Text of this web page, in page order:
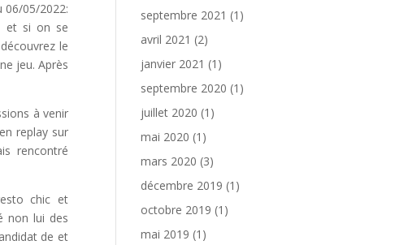
06/05/2022:
et si on se
le
jeu. Après
à venir
replay sur
rencontré
chic et
non lui des
de et
septembre 2021 (1)
avril 2021 (2)
janvier 2021 (1)
septembre 2020 (1)
juillet 2020 (1)
mai 2020 (1)
mars 2020 (3)
décembre 2019 (1)
octobre 2019 (1)
mai 2019 (1)